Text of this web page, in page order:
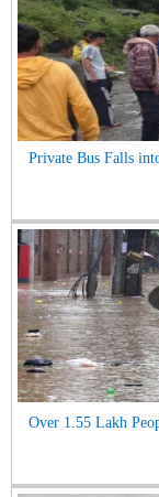
Private Bus Falls
Over 1.55 Lakh